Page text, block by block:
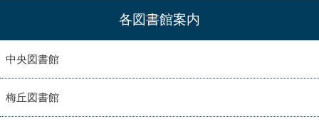
各図書館案内
中央図書館
梅丘図書館